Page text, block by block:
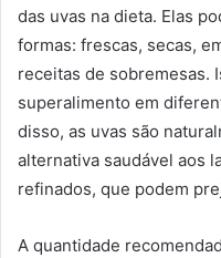
das uvas na dieta. Elas
formas: frescas, secas,
receitas de sobremesas.
superalimento em
disso, as uvas são
alternativa saudável aos
refinados, que podem
A quantidade